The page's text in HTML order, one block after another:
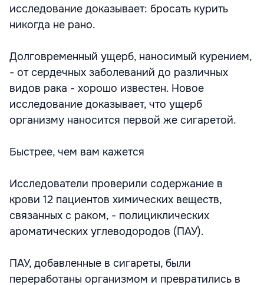
исследование доказывает: бросать курить
никогда не рано.
Долговременный ущерб, наносимый курением,
- от сердечных заболеваний до различных
видов рака - хорошо известен. Новое
исследование доказывает, что ущерб
организму наносится первой же сигаретой.
Быстрее, чем вам кажется
Исследователи проверили содержание в
крови 12 пациентов химических веществ,
связанных с раком, - полициклических
ароматических углеводородов (ПАУ).
ПАУ, добавленные в сигареты, были
переработаны организмом и превратились в